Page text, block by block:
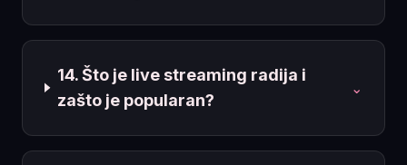
14. Što je live streaming radija i
zašto je popularan?
⌄